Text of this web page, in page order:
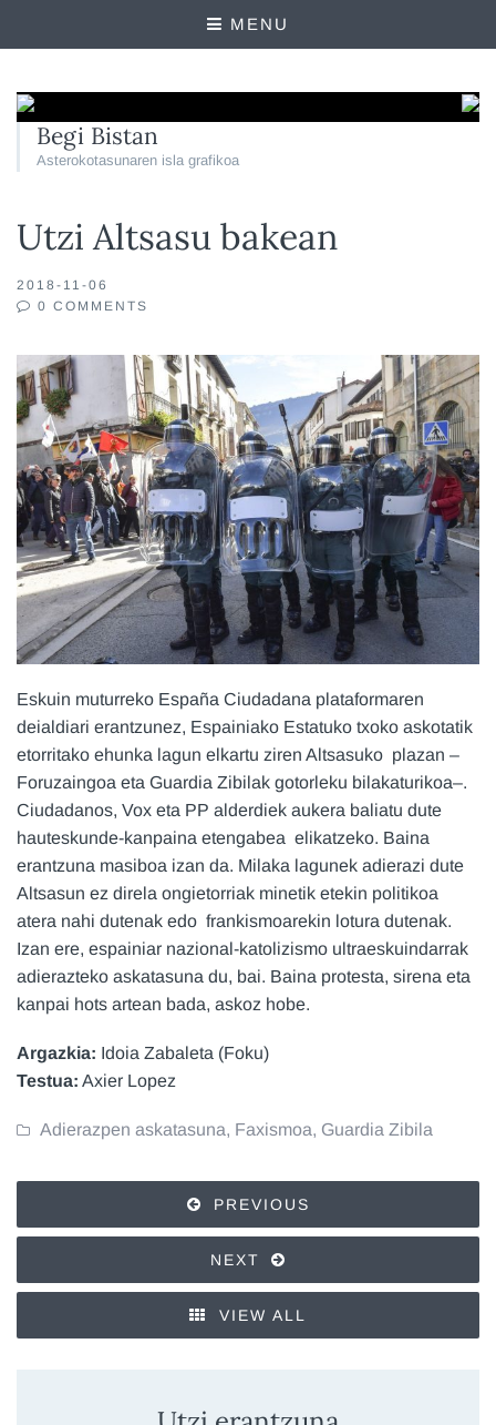
MENU
Begi Bistan
Asterokotasunaren isla grafikoa
Utzi Altsasu bakean
2018-11-06
0 COMMENTS
Eskuin muturreko España Ciudadana plataformaren
deialdiari erantzunez, Espainiako Estatuko txoko askotatik
etorritako ehunka lagun elkartu ziren Altsasuko plazan –
Foruzaingoa eta Guardia Zibilak gotorleku bilakaturikoa–.
Ciudadanos, Vox eta PP alderdiek aukera baliatu dute
hauteskunde-kanpaina etengabea elikatzeko. Baina
erantzuna masiboa izan da. Milaka lagunek adierazi dute
Altsasun ez direla ongietorriak minetik etekin politikoa
atera nahi dutenak edo frankismoarekin lotura dutenak.
Izan ere, espainiar nazional-katolizismo ultraeskuindarrak
adierazteko askatasuna du, bai. Baina protesta, sirena eta
kanpai hots artean bada, askoz hobe.
Argazkia: Idoia Zabaleta (Foku)
Testua: Axier Lopez
Adierazpen askatasuna, Faxismoa, Guardia Zibila
PREVIOUS
NEXT
VIEW ALL